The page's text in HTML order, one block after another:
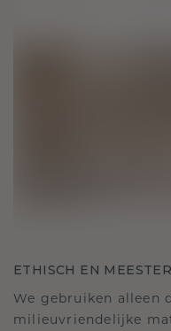
ETHISCH EN
We gebruiken alleen
milieuvriendelijke